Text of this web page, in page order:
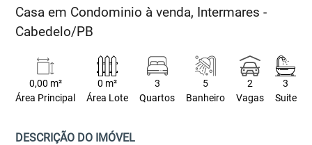
Casa em Condominio à venda, Intermares -
Cabedelo/PB
0,00 m²
Área Principal
0 m²
Área Lote
3
Quartos
5
Banheiro
2
Vagas
3
Suite
DESCRIÇÃO DO IMÓVEL